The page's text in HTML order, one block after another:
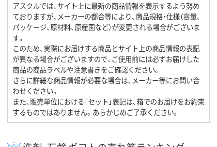
アスクルでは、サイト上に最新の商品情報を表示するよう努め
ておりますが、メーカーの都合等により、商品規格・仕様（容量、
パッケージ、原材料、原産国など）が変更される場合がございま
す。
このため、実際にお届けする商品とサイト上の商品情報の表記
が異なる場合がございますので、ご使用前には必ずお届けした
商品の商品ラベルや注意書きをご確認ください。
さらに詳細な商品情報が必要な場合は、メーカー等にお問い合
わせください。
また、販売単位における「セット」表記は、箱でのお届けをお約束
するものではありません。あらかじめご了承ください。